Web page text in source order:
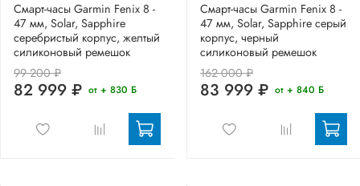
Смарт-часы Garmin Fenix 8 -
47 мм, Solar, Sapphire
серебристый корпус, желтый
силиконовый ремешок
99 200 ₽
82 999 ₽ от + 830 Б
Смарт-часы Garmin Fenix 8 -
47 мм, Solar, Sapphire серый
корпус, черный
силиконовый ремешок
162 000 ₽
83 999 ₽ от + 840 Б